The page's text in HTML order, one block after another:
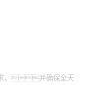
，并确保全天